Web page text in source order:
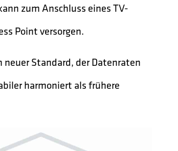
zum Anschluss eines TV-
Point versorgen.
Standard, der Datenraten
harmoniert als frühere